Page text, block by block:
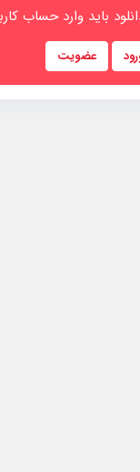
باید وارد حساب
عضویت